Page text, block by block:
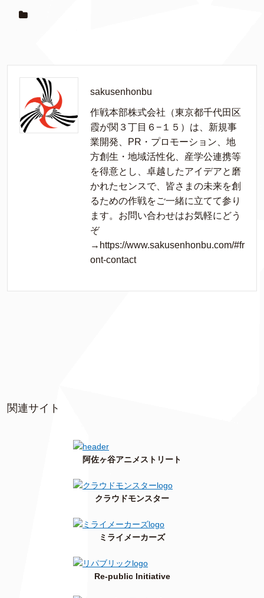
sakusenhonbu
作戦本部株式会社（東京都千代田区
霞が関３丁目６−１５）は、新規事
業開発、PR・プロモーション、地
方創生・地域活性化、産学公連携等
を得意とし、卓越したアイデアと磨
かれたセンスで、皆さまの未来を創
るための作戦をご一緒に立てて参り
ます。お問い合わせはお気軽にどう
ぞ
→https://www.sakusenhonbu.com/#fr
ont-contact
関連サイト
阿佐ヶ谷アニメストリート
クラウドモンスター
ミライメーカーズ
Re-public Initiative